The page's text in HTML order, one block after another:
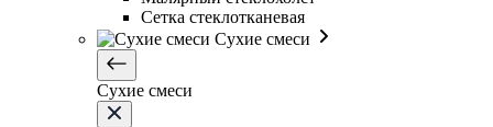
Сетка стеклотканевая
Сухие смеси
Сухие смеси